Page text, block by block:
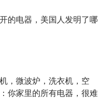
的电器，美国人发明了哪
，微波炉，洗衣机，空
你家里的所有电器，很难